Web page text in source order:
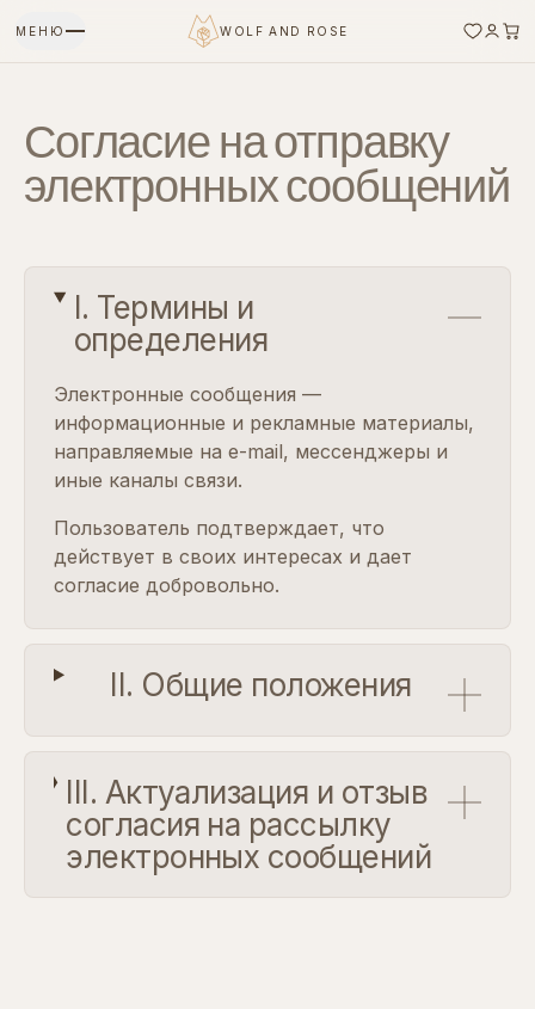
МЕНЮ WOLF AND ROSE
Согласие на отправку
электронных сообщений
I. Термины и
определения
Электронные сообщения —
информационные и рекламные материалы,
направляемые на e-mail, мессенджеры и
иные каналы связи.
Пользователь подтверждает, что
действует в своих интересах и дает
согласие добровольно.
II. Общие положения
III. Актуализация и отзыв
согласия на рассылку
электронных сообщений